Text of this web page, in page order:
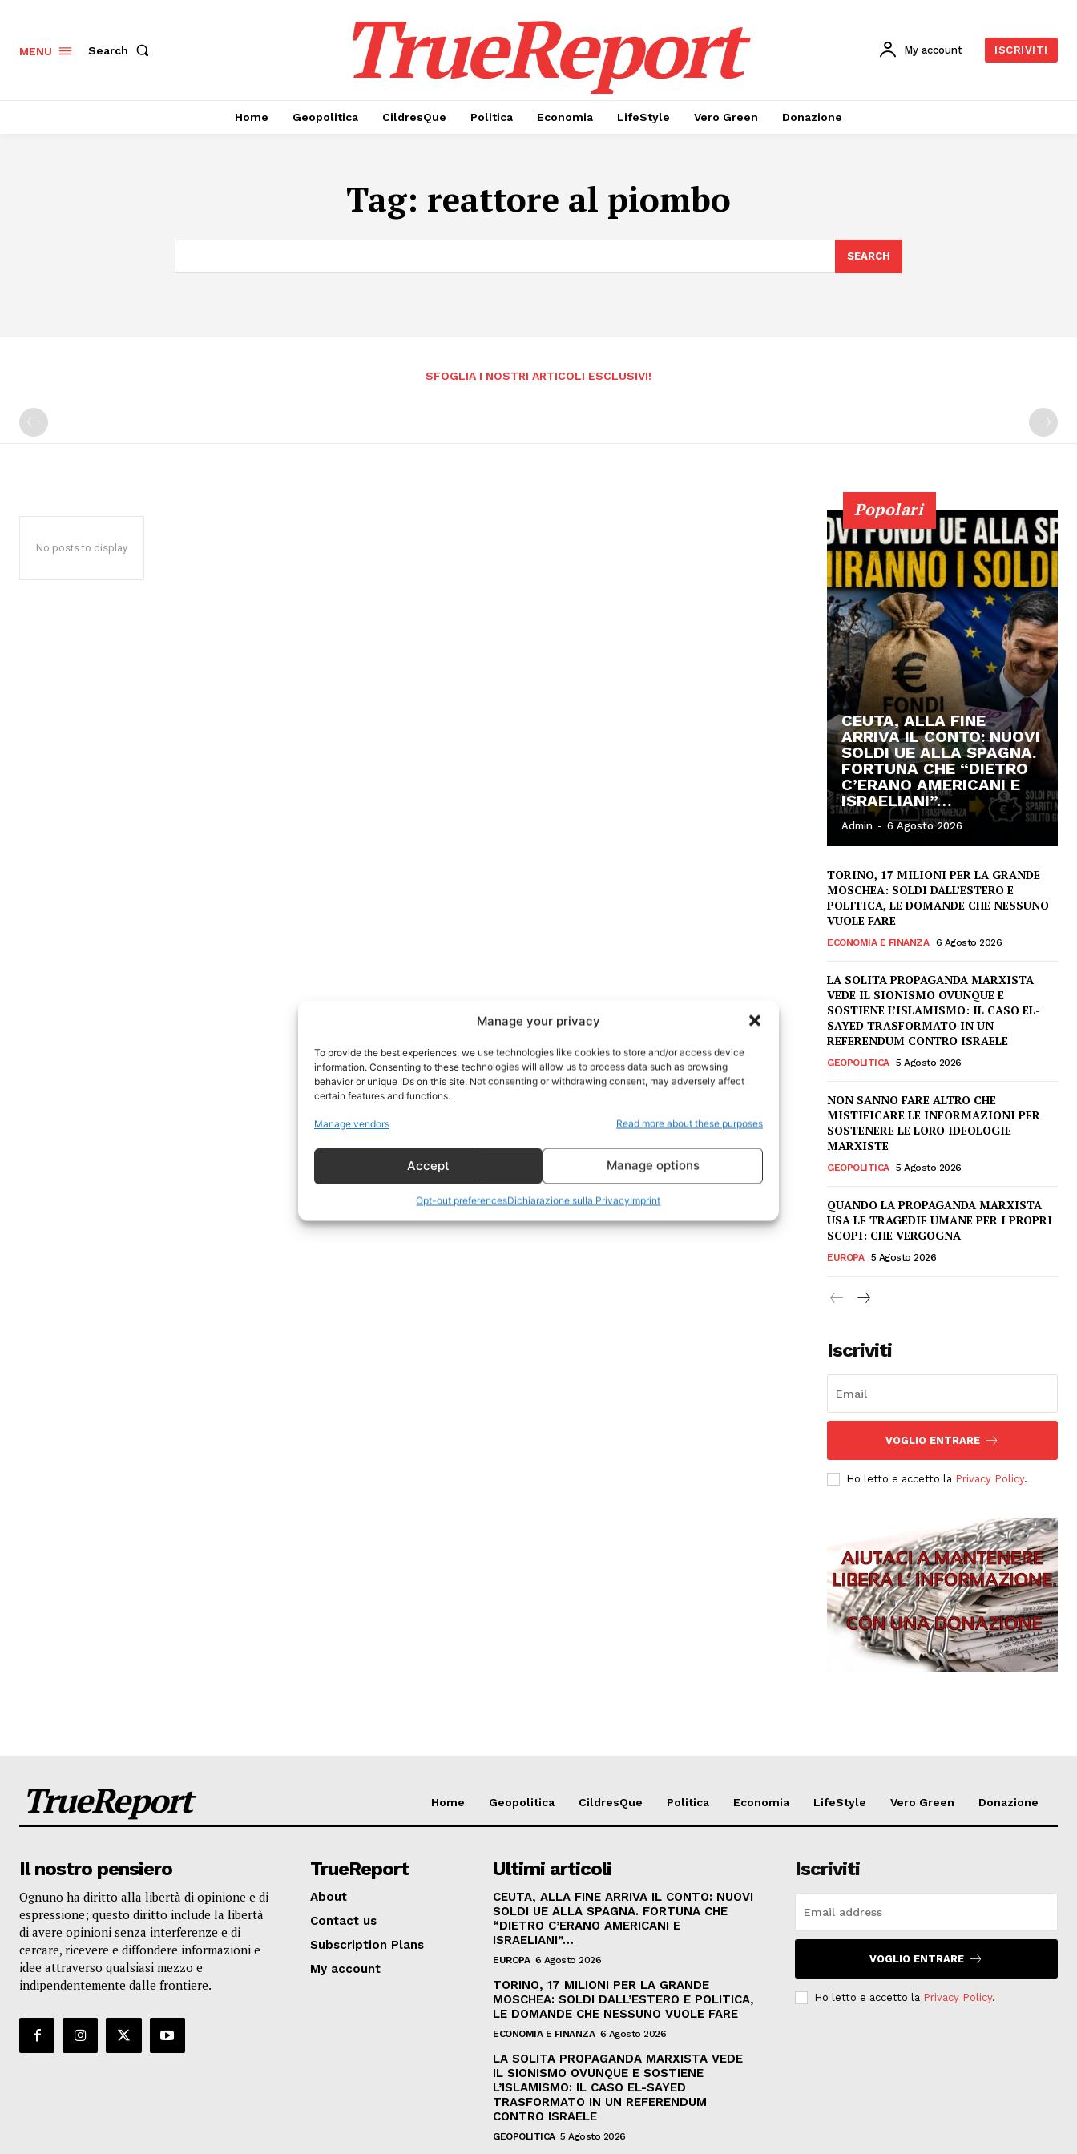
Manage your privacy
To provide the best experiences, we use technologies like cookies to store and/or access device
information. Consenting to these technologies will allow us to process data such as browsing
behavior or unique IDs on this site. Not consenting or withdrawing consent, may adversely affect
certain features and functions.
Manage vendors Read more about these purposes
Accept Manage options
Opt-out preferencesDichiarazione sulla PrivacyImprint
Geopolitica
MENU Search TrueReport My account ISCRIVITI
Home Geopolitica CildresQue Politica Economia LifeStyle Vero Green Donazione
Tag: reattore al piombo
SEARCH
SFOGLIA I NOSTRI ARTICOLI ESCLUSIVI!
No posts to display
Popolari
CEUTA, ALLA FINE
ARRIVA IL CONTO: NUOVI
SOLDI UE ALLA SPAGNA.
FORTUNA CHE “DIETRO
C’ERANO AMERICANI E
ISRAELIANI”…
Admin - 6 Agosto 2026
TORINO, 17 MILIONI PER LA GRANDE
MOSCHEA: SOLDI DALL’ESTERO E
POLITICA, LE DOMANDE CHE NESSUNO
VUOLE FARE
ECONOMIA E FINANZA 6 Agosto 2026
LA SOLITA PROPAGANDA MARXISTA
VEDE IL SIONISMO OVUNQUE E
SOSTIENE L’ISLAMISMO: IL CASO EL-
SAYED TRASFORMATO IN UN
REFERENDUM CONTRO ISRAELE
GEOPOLITICA 5 Agosto 2026
NON SANNO FARE ALTRO CHE
MISTIFICARE LE INFORMAZIONI PER
SOSTENERE LE LORO IDEOLOGIE
MARXISTE
GEOPOLITICA 5 Agosto 2026
QUANDO LA PROPAGANDA MARXISTA
USA LE TRAGEDIE UMANE PER I PROPRI
SCOPI: CHE VERGOGNA
EUROPA 5 Agosto 2026
Iscriviti
VOGLIO ENTRARE
Ho letto e accetto la Privacy Policy.
TrueReport Home Geopolitica CildresQue Politica Economia LifeStyle Vero Green Donazione
Il nostro pensiero
Ognuno ha diritto alla libertà di opinione e di
espressione; questo diritto include la libertà
di avere opinioni senza interferenze e di
cercare, ricevere e diffondere informazioni e
idee attraverso qualsiasi mezzo e
indipendentemente dalle frontiere.
TrueReport
About
Contact us
Subscription Plans
My account
Ultimi articoli
CEUTA, ALLA FINE ARRIVA IL CONTO: NUOVI
SOLDI UE ALLA SPAGNA. FORTUNA CHE
“DIETRO C’ERANO AMERICANI E
ISRAELIANI”…
EUROPA 6 Agosto 2026
TORINO, 17 MILIONI PER LA GRANDE
MOSCHEA: SOLDI DALL’ESTERO E POLITICA,
LE DOMANDE CHE NESSUNO VUOLE FARE
ECONOMIA E FINANZA 6 Agosto 2026
LA SOLITA PROPAGANDA MARXISTA VEDE
IL SIONISMO OVUNQUE E SOSTIENE
L’ISLAMISMO: IL CASO EL-SAYED
TRASFORMATO IN UN REFERENDUM
CONTRO ISRAELE
GEOPOLITICA 5 Agosto 2026
Iscriviti
VOGLIO ENTRARE
Ho letto e accetto la Privacy Policy.